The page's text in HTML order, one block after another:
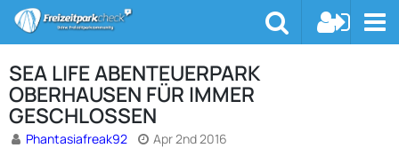
SEA LIFE ABENTEUERPARK
OBERHAUSEN FÜR IMMER
GESCHLOSSEN
Phantasiafreak92 Apr 2nd 2016